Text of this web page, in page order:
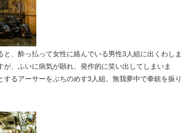
、酔っ払って女性に絡んでいる男性3人組に出くわしま
、ふいに病気が顕れ、発作的に笑い出してしまいま
るアーサーをぶちのめす3人組。無我夢中で拳銃を振り